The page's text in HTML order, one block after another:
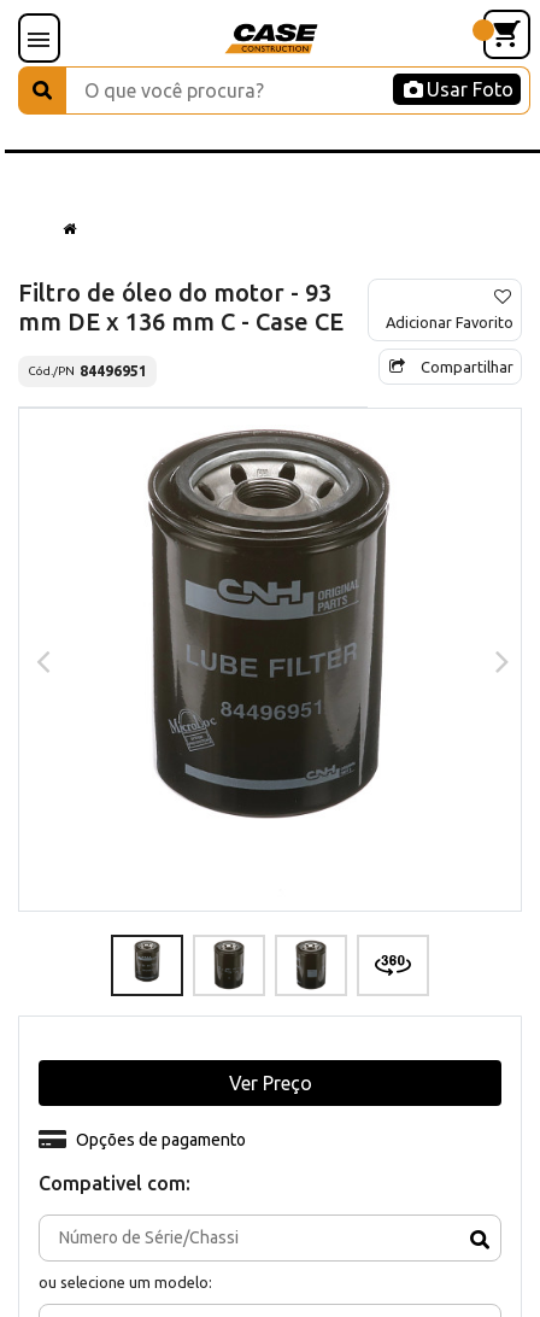
Usar Foto
Filtro de óleo do motor - 93
mm DE x 136 mm C - Case CE
Cód./PN 84496951
Adicionar Favorito
Compartilhar
Compativel com:
ou selecione um modelo:
Opções de pagamento
Ver Preço